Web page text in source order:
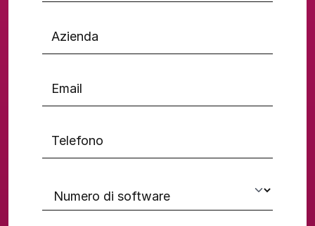
Azienda
Email
Telefono